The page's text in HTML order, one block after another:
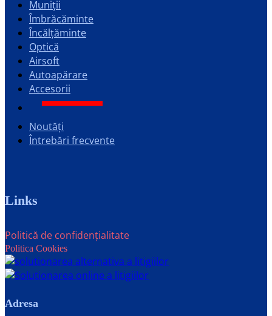
Muniții
Îmbrăcăminte
Încălțăminte
Optică
Airsoft
Autoapărare
Accesorii
Noutăți
Întrebări frecvente
Links
Politică de confidențialitate
Politica Cookies
Adresa